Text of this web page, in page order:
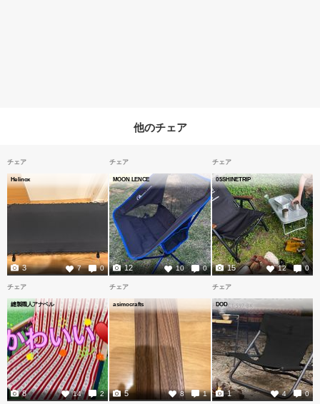
他のチェア
チェア
Helinox
7 0
3
チェア
MOON LENCE
10 0
12
チェア
05SHINETRIP
12 0
15
チェア
縫製職人アナベル
14 2
8
チェア
asimocrafts
8 1
5
チェア
DOD
4 0
1